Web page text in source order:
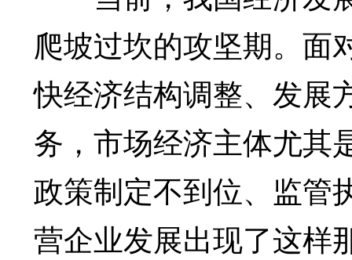
爬坡过坎的攻坚期。面
快经济结构调整、发展
务，市场经济主体尤其
政策制定不到位、监管
营企业发展出现了这样